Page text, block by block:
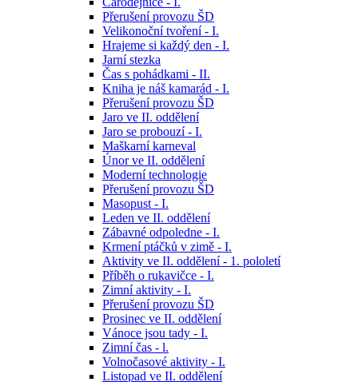
Přerušení provozu ŠD
Velikonoční tvoření - I.
Hrajeme si každý den - I.
Jarní stezka
Čas s pohádkami - II.
Kniha je náš kamarád - I.
Přerušení provozu ŠD
Jaro ve II. oddělení
Jaro se probouzí - I.
Maškarní karneval
Únor ve II. oddělení
Moderní technologie
Přerušení provozu ŠD
Masopust - I.
Leden ve II. oddělení
Zábavné odpoledne - I.
Krmení ptáčků v zimě - I.
Aktivity ve II. oddělení - 1. pololetí
Příběh o rukavičce - I.
Zimní aktivity - I.
Přerušení provozu ŠD
Prosinec ve II. oddělení
Vánoce jsou tady - I.
Zimní čas - l.
Volnočasové aktivity - I.
Listopad ve II. oddělení